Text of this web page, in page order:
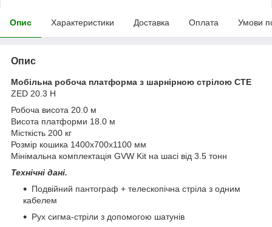
Опис Характеристики Доставка Оплата Умови
Опис
Мобільна робоча платформа з шарнірною стрілою СТЕ
ZED 20.3 H
Робоча висота 20.0 м
Висота платформи 18.0 м
Місткість 200 кг
Розмір кошика 1400x700x1100 мм
Мінімальна комплектація GVW Kit на шасі від 3.5 тонн
Технічні дані.
Подвійний пантограф + телескопічна стріла з одним
кабелем
Рух сигма-стріли з допомогою шатунів